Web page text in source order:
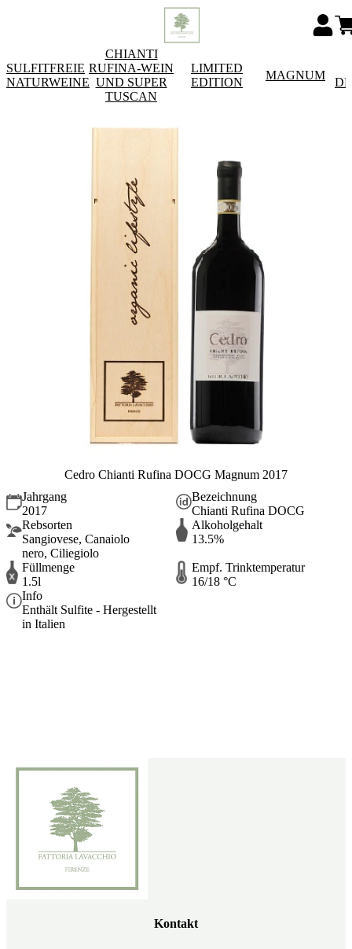
SULFITFREIE
NATURWEINE
CHIANTI
RUFINA-WEIN
UND SUPER
TUSCAN
LIMITED
EDITION
MAGNUM
Cedro Chianti Rufina DOCG Magnum 2017
Jahrgang
2017
Bezeichnung
Chianti Rufina DOCG
Rebsorten
Sangiovese, Canaiolo
nero, Ciliegiolo
Alkoholgehalt
13.5%
Füllmenge
1.5l
Empf. Trinktemperatur
16/18 °C
Info
Enthält Sulfite - Hergestellt
in Italien
Kontakt